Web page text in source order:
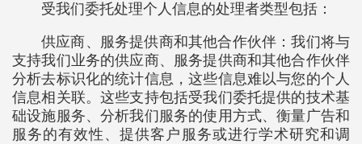
受我们委托处理个人信息的处理者类型包括：
供应商、服务提供商和其他合作伙伴：我们将与
支持我们业务的供应商、服务提供商和其他合作伙伴
分析去标识化的统计信息，这些信息难以与您的个人
信息相关联。这些支持包括受我们委托提供的技术基
础设施服务、分析我们服务的使用方式、衡量广告和
服务的有效性、提供客户服务或进行学术研究和调